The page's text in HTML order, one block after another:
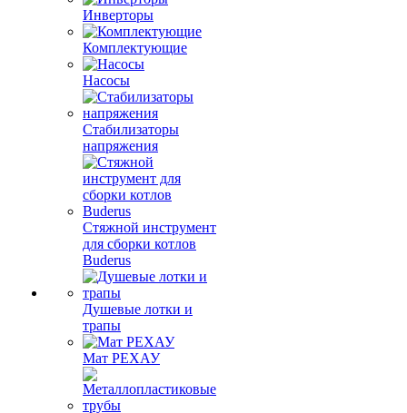
Инверторы
Комплектующие
Насосы
Стабилизаторы
напряжения
Стяжной инструмент
для сборки котлов
Buderus
Душевые лотки и
трапы
Мат РЕХАУ